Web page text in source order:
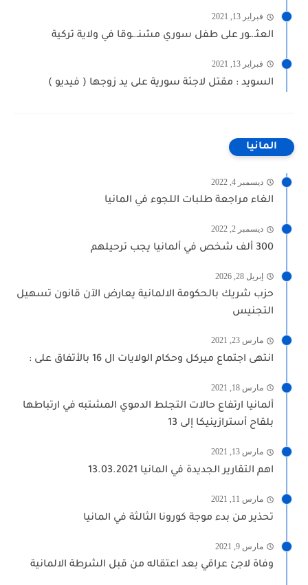
فبراير 13, 2021
العثـ.ـور على طفل سوري مشنـ.ـوقا في ولاية تركية
فبراير 13, 2021
السويد : مقتل لاجئة سورية على يد زوجها ( فيديو )
المانيا
ديسمبر 4, 2022
الغاء مراجعة طلبات اللجوء في المانيا
ديسمبر 2, 2022
300 ألف شخص في ألمانيا يجب ترحيلهم
إبريل 28, 2026
حزب شريك بالحكومة الالمانية يعارض الآن قانون تسهيل
التجنيس
مارس 23, 2021
انتهى اجتماع ميركل وحكام الولايات ال 16 بالأتفاق على :
مارس 18, 2021
ألمانيا ارتفاع حالات التجلط الدموي المشتبه في ارتباطها
بلقاح أسترازينيكا إلى 13
مارس 13, 2021
اهم التقارير الجديدة في المانيا 13.03.2021
مارس 11, 2021
تحذير من بدء موجة كورونا الثالثة في المانيا
مارس 9, 2021
وفاة لاجئ عراقي بعد اعتقاله من قبل الشرطة الالمانية